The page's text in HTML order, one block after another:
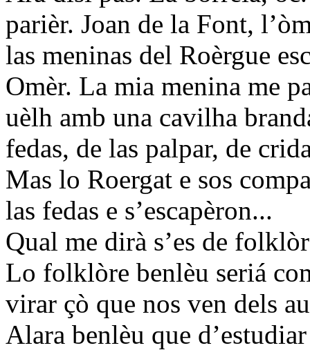
parièr. Joan de la Font,
las meninas del Roèrgue
Omèr. La mia menina me
uèlh amb una cavilha
fedas, de las palpar, de
Mas lo Roergat e sos
las fedas e s’escapèron...
Qual me dirà s’es de
Lo folklòre benlèu seriá
virar çò que nos ven dels
Alara benlèu que